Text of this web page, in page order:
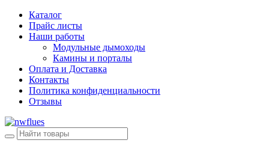
Каталог
Прайс листы
Наши работы
Модульные дымоходы
Камины и порталы
Оплата и Доставка
Контакты
Политика конфиденциальности
Отзывы